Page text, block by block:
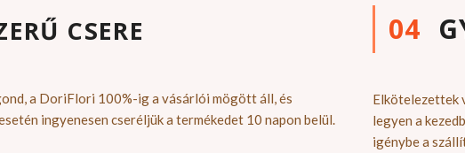
CSERE
a DoriFlori 100%-ig a vásárlói mögött áll, és
ingyenesen cseréljük a termékedet 10 napon belül.
04
Elkötelezettek
legyen a
igénybe a